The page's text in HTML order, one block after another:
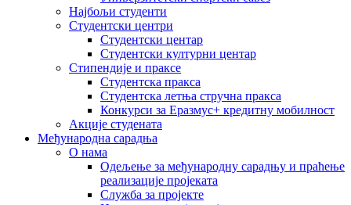
Најбољи студенти
Студентски центри
Студентски центар
Студентски културни центар
Стипендије и праксе
Студентска пракса
Студентска летња стручна пракса
Конкурси за Еразмус+ кредитну мобилност
Акције студената
Међународна сарадња
О нама
Одељење за међународну сарадњу и праћење
реализације пројеката
Служба за пројекте